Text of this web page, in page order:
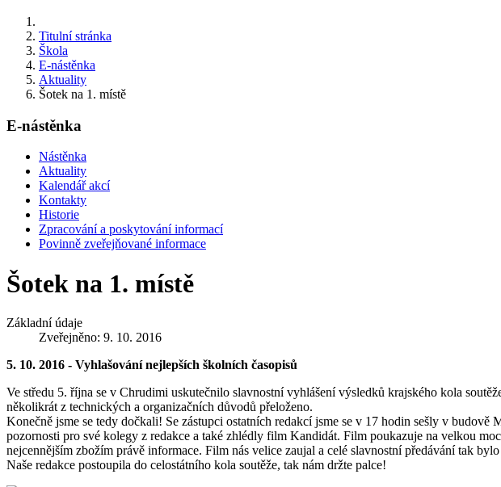
Titulní stránka
Škola
E-nástěnka
Aktuality
Šotek na 1. místě
E-nástěnka
Nástěnka
Aktuality
Kalendář akcí
Kontakty
Historie
Zpracování a poskytování informací
Povinně zveřejňované informace
Šotek na 1. místě
Základní údaje
Zveřejněno: 9. 10. 2016
5. 10. 2016 - Vyhlašování nejlepších školních časopisů
Ve středu 5. října se v Chrudimi uskutečnilo slavnostní vyhlášení výsledků krajského kola
několikrát z technických a organizačních důvodů přeloženo.
Konečně jsme se tedy dočkali! Se zástupci ostatních redakcí jsme se v 17 hodin sešly v
pozornosti pro své kolegy z redakce a také zhlédly film Kandidát. Film poukazuje na velkou
nejcennějším zbožím právě informace. Film nás velice zaujal a celé slavnostní předávání tak
Naše redakce postoupila do celostátního kola soutěže, tak nám držte palce!